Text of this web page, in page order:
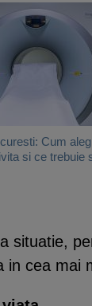
Cum
si ce trebuie
situatie,
in cea mai